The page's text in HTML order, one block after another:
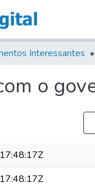
Interessantes
o